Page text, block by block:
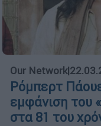
Our Network|
Ρόμπερτ
εμφάνιση του
στα 81 του